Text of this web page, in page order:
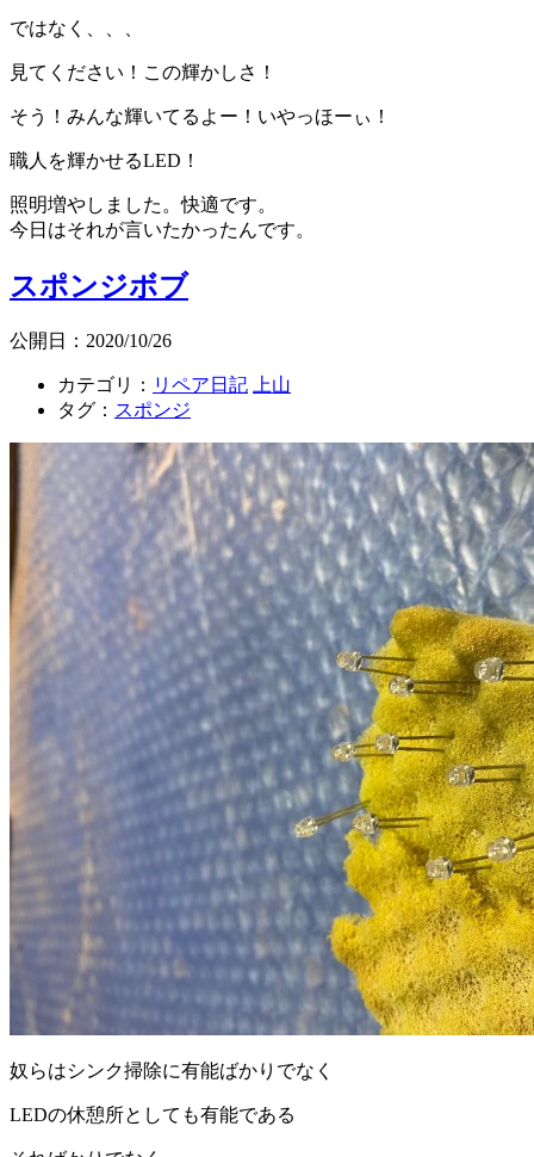
ではなく、、、
見てください！この輝かしさ！
そう！みんな輝いてるよー！いやっほーぃ！
職人を輝かせるLED！
照明増やしました。快適です。
今日はそれが言いたかったんです。
スポンジボブ
公開日：2020/10/26
カテゴリ： リペア日記
上山
タグ： スポンジ
奴らはシンク掃除に有能ばかりでなく
LEDの休憩所としても有能である